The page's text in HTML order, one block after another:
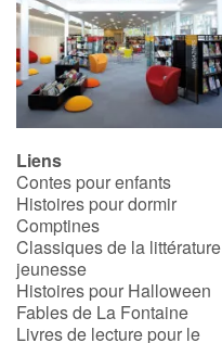
Liens
Contes pour enfants
Histoires pour dormir
Comptines
Classiques de la littérature
jeunesse
Histoires pour Halloween
Fables de La Fontaine
Livres de lecture pour le